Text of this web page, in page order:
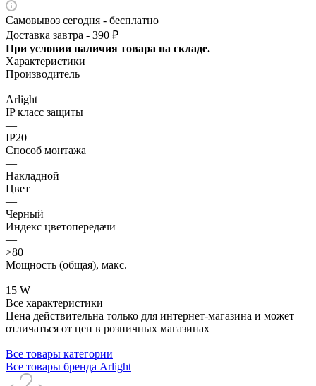
Самовывоз сегодня - бесплатно
Доставка завтра - 390 ₽
При условии наличия товара на складе.
Характеристики
Производитель
—
Arlight
IP класс защиты
—
IP20
Способ монтажа
—
Накладной
Цвет
—
Черный
Индекс цветопередачи
—
>80
Мощность (общая), макс.
—
15 W
Все характеристики
Цена действительна только для интернет-магазина и может
отличаться от цен в розничных магазинах
Все товары категории
Все товары бренда Arlight